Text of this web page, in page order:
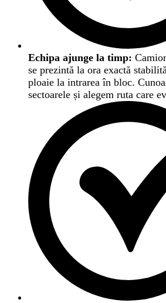
Echipa ajunge la timp:
se prezintă la ora exactă
ploaie la intrarea în bloc.
sectoarele și alegem ruta care